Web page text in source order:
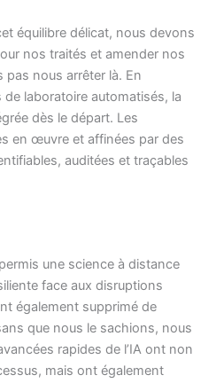
équilibre délicat, nous devons
nos traités et amender nos
nous arrêter là. En
laboratoire automatisés, la
dès le départ. Les
en œuvre et affinées par des
auditées et traçables
une science à distance
face aux disruptions
également supprimé de
que nous le sachions, nous
rapides de l’IA ont non
mais ont également